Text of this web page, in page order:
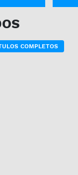
COMPLETOS